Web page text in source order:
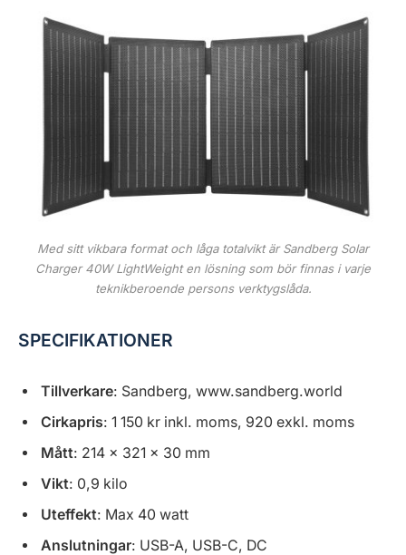
Med sitt vikbara format och låga totalvikt är Sandberg Solar
Charger 40W LightWeight en lösning som bör finnas i varje
teknikberoende persons verktygslåda.
SPECIFIKATIONER
Tillverkare: Sandberg, www.sandberg.world
Cirkapris: 1 150 kr inkl. moms, 920 exkl. moms
Mått: 214 × 321 × 30 mm
Vikt: 0,9 kilo
Uteffekt: Max 40 watt
Anslutningar: USB-A, USB-C, DC